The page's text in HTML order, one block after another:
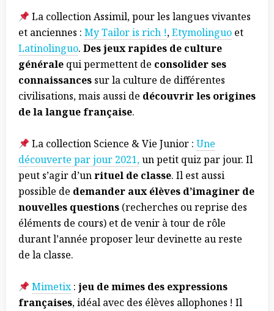
La collection Assimil, pour les langues vivantes
et anciennes : My Tailor is rich !,Etymolinguo et
Latinolinguo. Des jeux rapides de culture
générale qui permettent de consolider ses
connaissances sur la culture de différentes
civilisations, mais aussi de découvrir les origines
de la langue française.
La collection Science & Vie Junior :Une
découverte par jour 2021,un petit quiz par jour. Il
peut s’agir d’unrituel de classe. Il est aussi
possible de demander aux élèves d’imaginer de
nouvelles questions (recherches ou reprise des
éléments de cours) et de venir à tour de rôle
durant l’année proposer leur devinette au reste
de la classe.
Mimetix:jeu de mimes des expressions
françaises, idéal avec des élèves allophones ! Il